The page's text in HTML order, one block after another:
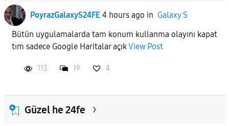
PoyrazGalaxyS24FE 4 hours ago in Galaxy S
Bütün uygulamalarda tam konum kullanma olayını kapat
tım sadece Google Haritalar açıkView Post
113 19 4
Güzel he 24fe